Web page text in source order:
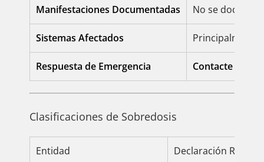
Manifestaciones Documentadas No se
Sistemas Afectados
Respuesta de Emergencia Contacte
Clasificaciones de Sobredosis
Entidad Declaración